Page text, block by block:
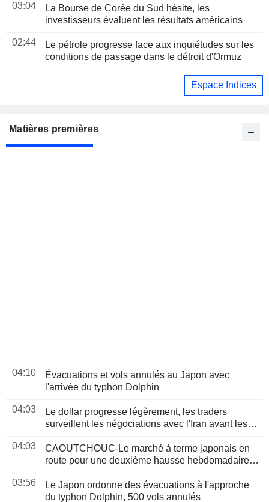
03:04
La Bourse de Corée du Sud hésite, les
investisseurs évaluent les résultats américains
02:44
Le pétrole progresse face aux inquiétudes sur les
conditions de passage dans le détroit d'Ormuz
Espace Indices
Matières premières
04:10
Évacuations et vols annulés au Japon avec
l'arrivée du typhon Dolphin
04:03
Le dollar progresse légèrement, les traders
surveillent les négociations avec l'Iran avant les
04:03
CAOUTCHOUC-Le marché à terme japonais en
route pour une deuxième hausse hebdomadaire,
03:56
Le Japon ordonne des évacuations à l'approche
du typhon Dolphin, 500 vols annulés